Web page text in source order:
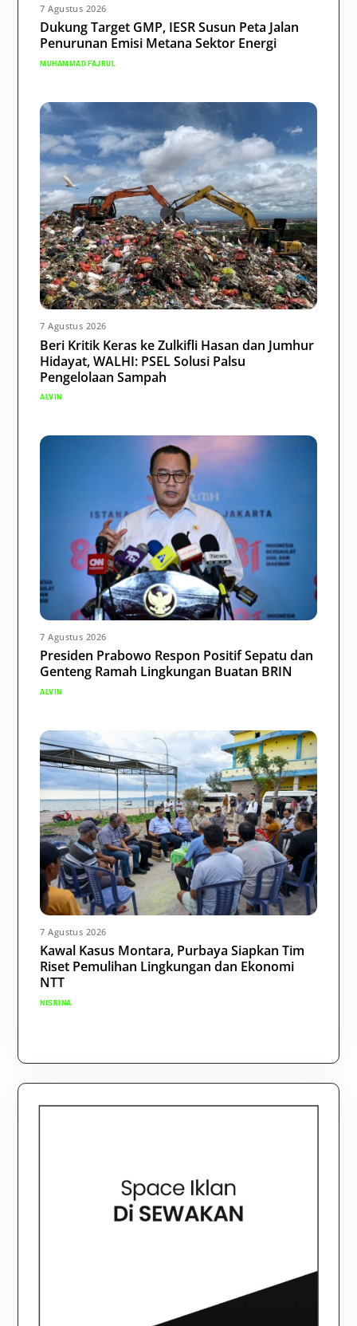
7 Agustus 2026
Dukung Target GMP, IESR Susun Peta Jalan
Penurunan Emisi Metana Sektor Energi
MUHAMMAD FAJRUL
7 Agustus 2026
Beri Kritik Keras ke Zulkifli Hasan dan Jumhur
Hidayat, WALHI: PSEL Solusi Palsu
Pengelolaan Sampah
ALVIN
7 Agustus 2026
Presiden Prabowo Respon Positif Sepatu dan
Genteng Ramah Lingkungan Buatan BRIN
ALVIN
7 Agustus 2026
Kawal Kasus Montara, Purbaya Siapkan Tim
Riset Pemulihan Lingkungan dan Ekonomi
NTT
NISRINA